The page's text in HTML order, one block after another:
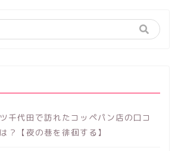
千代田で訪れたコッペパン店の口コ
？【夜の巷を徘徊する】